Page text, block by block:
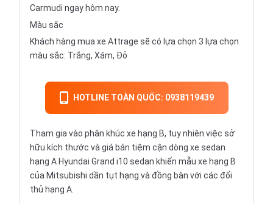
Carmudi ngay hôm nay.
Màu sắc
Khách hàng mua xe Attrage sẽ có lựa chọn 3 lựa chọn
màu sắc: Trắng, Xám, Đỏ
HOTLINE TOÀN QUỐC: 0938119439
Tham gia vào phân khúc xe hạng B, tuy nhiên việc sở
hữu kích thước và giá bán tiệm cận dòng xe sedan
hạng A Hyundai Grand i10 sedan khiến mẫu xe hạng B
của Mitsubishi dần tụt hạng và đồng bàn với các đối
thủ hạng A.